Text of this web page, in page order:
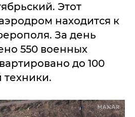
Этот
находится к
За день
550 военных
до 100